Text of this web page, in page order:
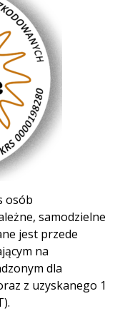
osób
samodzielne
jest przede
na
dla
z uzyskanego 1